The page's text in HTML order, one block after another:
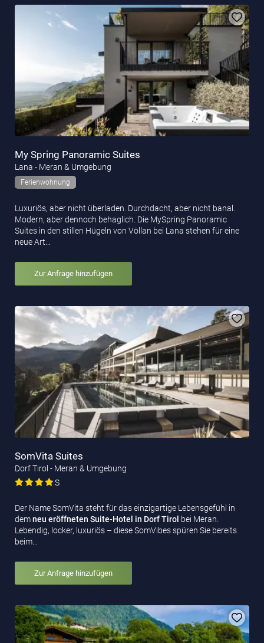
My Spring Panoramic Suites
Lana - Meran & Umgebung
Ferienwohnung
Luxuriös, aber nicht überladen. Durchdacht, aber nicht banal.
Modern, aber dennoch behaglich. Die MySpring Panoramic
Suites in den stillen Hügeln von Völlan bei Lana stehen für eine
neue Art…
Zur Anfrage hinzufügen
SomVita Suites
Dorf Tirol - Meran & Umgebung
S
Der Name SomVita steht für das einzigartige Lebensgefühl in
demneu eröffneten Suite-Hotel in Dorf Tirol bei Meran.
Lebendig, locker, luxuriös – diese SomVibes spüren Sie bereits
beim…
Zur Anfrage hinzufügen